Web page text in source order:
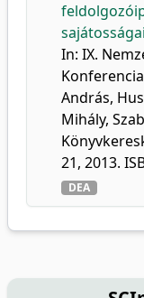
In: IX.
András,
Mihály,
21, 2013.
DEA